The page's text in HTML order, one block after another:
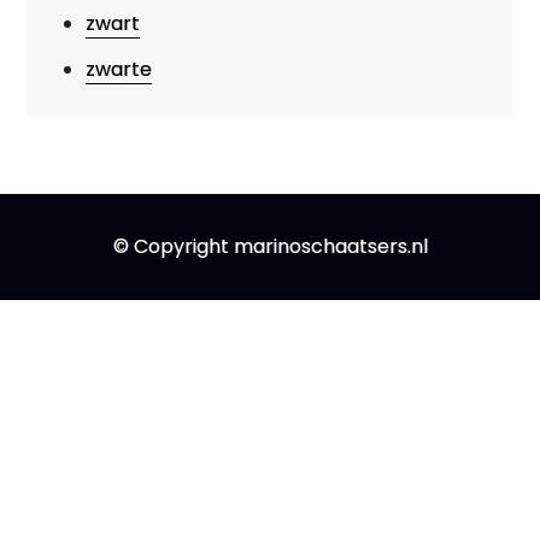
zwart
zwarte
© Copyright marinoschaatsers.nl